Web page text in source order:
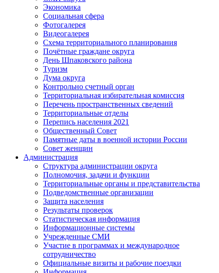
Экономика
Социальная сфера
Фотогалерея
Видеогалерея
Схема территориального планирования
Почётные граждане округа
День Шпаковского района
Туризм
Дума округа
Контрольно счетный орган
Территориальная избирательная комиссия
Перечень пространственных сведений
Территориальные отделы
Перепись населения 2021
Общественный Совет
Памятные даты в военной истории России
Совет женщин
Администрация
Структура администрации округа
Полномочия, задачи и функции
Территориальные органы и представительства
Подведомственные организации
Защита населения
Результаты проверок
Статистическая информация
Информационные системы
Учрежденные СМИ
Участие в программах и международное
сотрудничество
Официальные визиты и рабочие поездки